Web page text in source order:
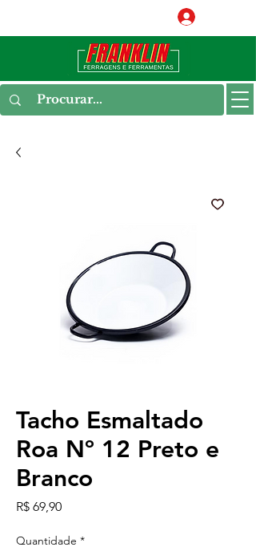
Tacho Esmaltado
Roa Nº 12 Preto e
Branco
R$ 69,90Preço
Quantidade *